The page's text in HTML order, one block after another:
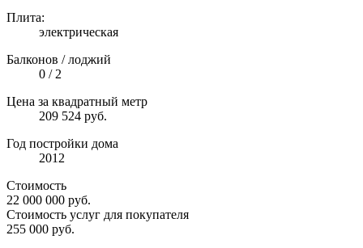
Плита:
электрическая
Балконов / лоджий
0 / 2
Цена за квадратный метр
209 524 руб.
Год постройки дома
2012
Стоимость
22 000 000 руб.
Стоимость услуг для покупателя
255 000 руб.